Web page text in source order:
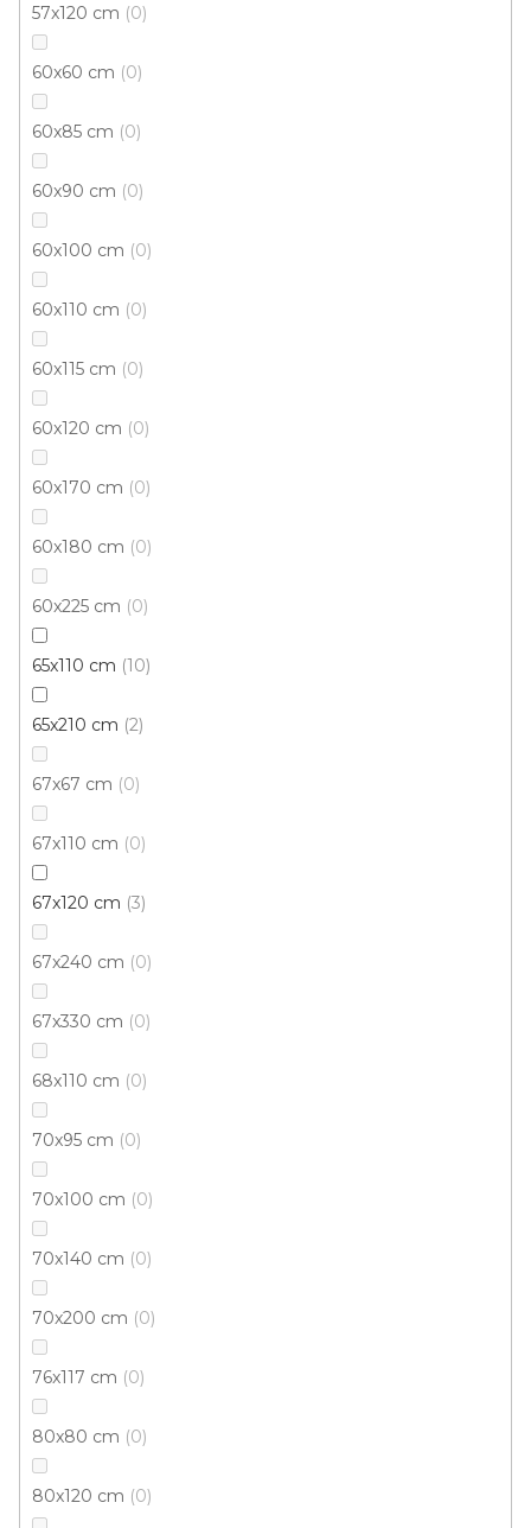
57x120 cm 0
60x60 cm 0
60x85 cm 0
60x90 cm 0
60x100 cm 0
60x110 cm 0
60x115 cm 0
60x120 cm 0
60x170 cm 0
60x180 cm 0
60x225 cm 0
65x110 cm 10
65x210 cm 2
67x67 cm 0
67x110 cm 0
67x120 cm 3
67x240 cm 0
67x330 cm 0
68x110 cm 0
70x95 cm 0
70x100 cm 0
70x140 cm 0
70x200 cm 0
76x117 cm 0
80x80 cm 0
80x120 cm 0
Kusový koberec NUVIA B556 Z801 Multi
Skladem externě, odesíláme do 3 - 8 dní
80x150 cm 133x195 cm
Kusový koberec NUVIA 1609 Z701 Multi
Skladem externě, odesíláme do 3 - 8 dní
od